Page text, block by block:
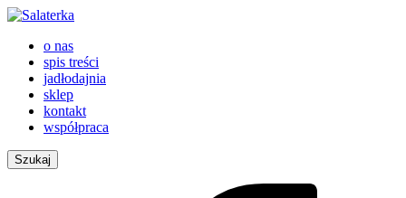
o nas
spis treści
jadłodajnia
sklep
kontakt
współpraca
Szukaj